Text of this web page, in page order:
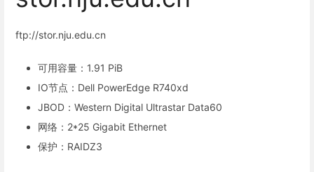
ftp://stor.nju.edu.cn
可用容量：1.91 PiB
IO节点：Dell PowerEdge R740xd
JBOD：Western Digital Ultrastar Data60
网络：2*25 Gigabit Ethernet
保护：RAIDZ3